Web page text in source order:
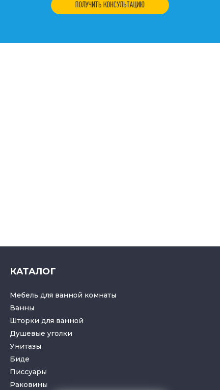
ПОЛУЧИТЬ КОНСУЛЬТАЦИЮ
КАТАЛОГ
Мебель для ванной комнаты
Ванны
Шторки для ванной
Душевые уголки
Унитазы
Биде
Писсуары
Раковины